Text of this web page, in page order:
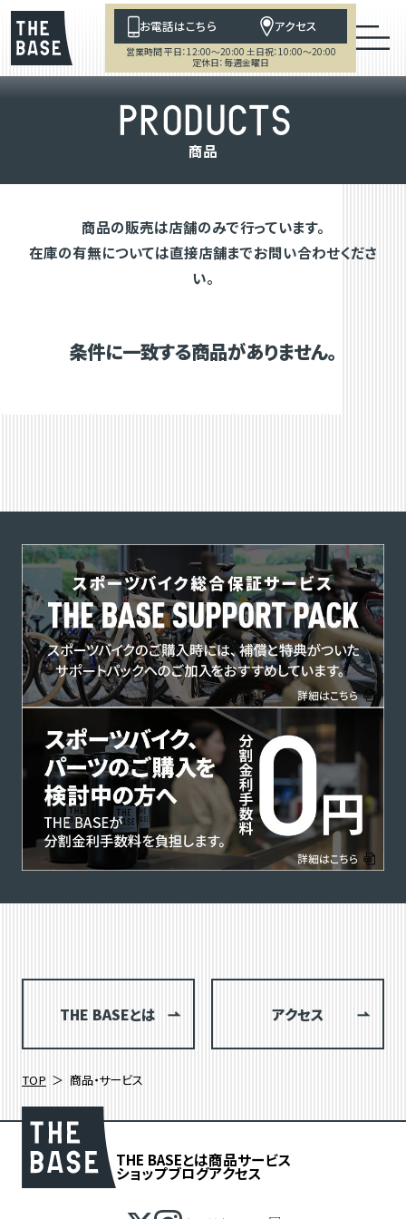
お電話はこちら アクセス
営業時間 平日：12:00～20:00 土日祝：10:00～20:00
定休日：毎週金曜日
PRODUCTS
商品
商品の販売は店舗のみで行っています。
在庫の有無については直接店舗までお問い合わせくださ
い。
条件に一致する商品がありません。
THE BASEとは アクセス
TOP 商品・サービス
THE BASEとは商品サービス
ショップブログアクセス